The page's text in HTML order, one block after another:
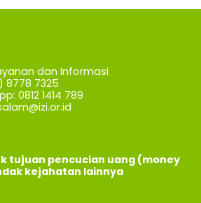
dan Informasi
8778 7325
0812 1414 789
tujuan pencucian uang (money
kejahatan lainnya